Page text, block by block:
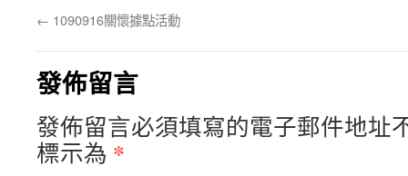
← 1090916關懷據點活動
發佈留言
發佈留言必須填寫的電子郵件地址
標示為 *